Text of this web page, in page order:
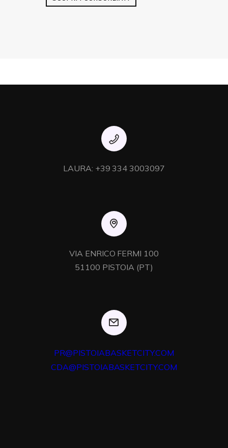
LAURA: +39 334 3003097
VIA ENRICO FERMI 100
51100 PISTOIA (PT)
PR@PISTOIABASKETCITY.COM
CDA@PISTOIABASKETCITY.COM